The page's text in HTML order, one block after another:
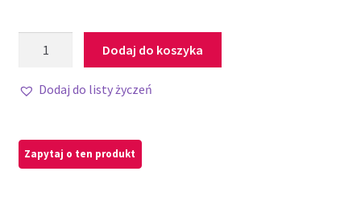
Dodaj do koszyka
Dodaj do listy życzeń